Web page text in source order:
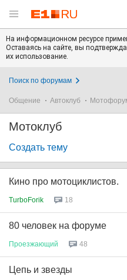
На информационном ресурсе
Оставаясь на сайте, вы
их использование.
Поиск по форумам
Общение Автоклуб
Мотоклуб
Создать тему
Кино про мотоциклистов.
TurboForik 18
80 человек на форуме
Проезжающий 48
Цепь и звезды